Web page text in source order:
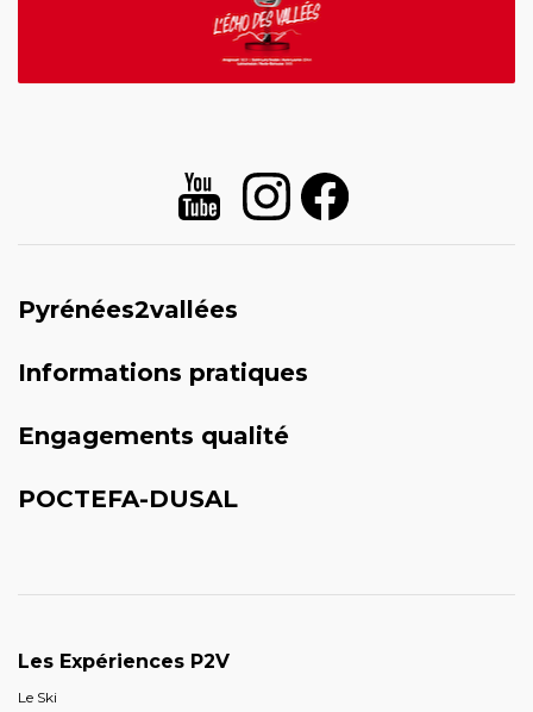
Pyrénées2vallées
Informations pratiques
Engagements qualité
POCTEFA-DUSAL
Les Expériences P2V
Le Ski